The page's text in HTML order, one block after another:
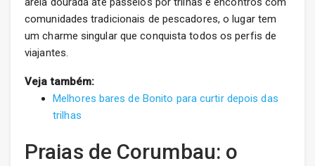
comunidades tradicionais de pescadores, o lugar tem
um charme singular que conquista todos os perfis de
viajantes.
Veja também:
Melhores bares de Bonito para curtir depois das
trilhas
Praias de Corumbau: o